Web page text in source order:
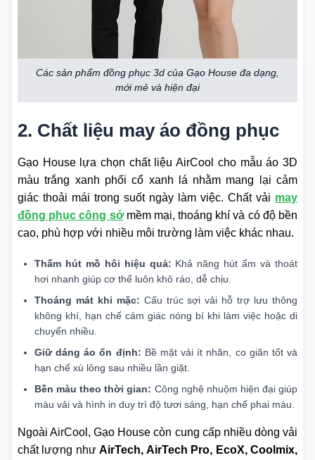
Các sản phẩm đồng phục 3d của Gạo House đa dạng,
mới mẻ và hiện đại
2. Chất liệu may áo đồng phục
Gạo House lựa chọn chất liệu AirCool cho mẫu áo 3D
màu trắng xanh phối cổ xanh lá nhằm mang lại cảm
giác thoải mái trong suốt ngày làm việc. Chất vải may
đồng phục công sởmềm mại, thoáng khí và có độ bền
cao, phù hợp với nhiều môi trường làm việc khác nhau.
Thấm hút mồ hôi hiệu quả: Khả năng hút ẩm và thoát
hơi nhanh giúp cơ thể luôn khô ráo, dễ chịu.
Thoáng mát khi mặc: Cấu trúc sợi vải hỗ trợ lưu thông
không khí, hạn chế cảm giác nóng bí khi làm việc hoặc di
chuyển nhiều.
Giữ dáng áo ổn định: Bề mặt vải ít nhăn, co giãn tốt và
hạn chế xù lông sau nhiều lần giặt.
Bền màu theo thời gian: Công nghệ nhuộm hiện đại giúp
màu vải và hình in duy trì độ tươi sáng, hạn chế phai màu.
Ngoài AirCool, Gạo House còn cung cấp nhiều dòng vải
chất lượng nhưAirTech, AirTech Pro, EcoX, Coolmix,